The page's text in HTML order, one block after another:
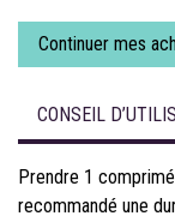
Continuer mes
CONSEIL
Prendre 1
recommandé une